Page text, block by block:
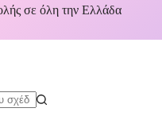
σε όλη την Ελλάδα